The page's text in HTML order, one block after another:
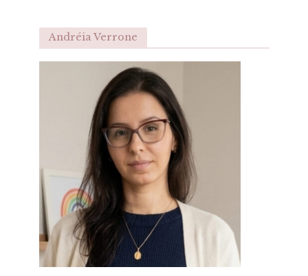
Andréia Verrone